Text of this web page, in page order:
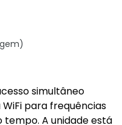
simultâneo
para frequências
tempo. A unidade está